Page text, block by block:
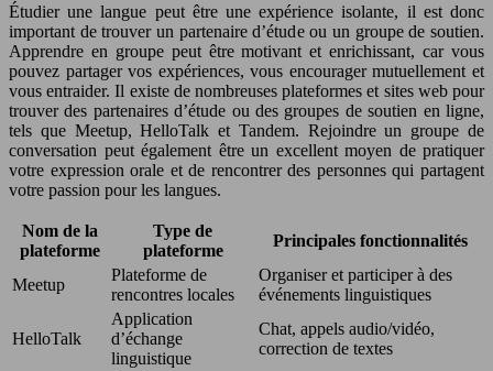
Étudier une langue peut être une expérience isolante, il est donc
important de trouver un partenaire d’étude ou un groupe de soutien.
Apprendre en groupe peut être motivant et enrichissant, car vous
pouvez partager vos expériences, vous encourager mutuellement et
vous entraider. Il existe de nombreuses plateformes et sites web pour
trouver des partenaires d’étude ou des groupes de soutien en ligne,
tels que Meetup, HelloTalk et Tandem. Rejoindre un groupe de
conversation peut également être un excellent moyen de pratiquer
votre expression orale et de rencontrer des personnes qui partagent
votre passion pour les langues.
Nom de la
plateforme
Type de
plateforme
Principales fonctionnalités
Meetup
Plateforme de
rencontres locales
Organiser et participer à des
événements linguistiques
HelloTalk
Application
d’échange
linguistique
Chat, appels audio/vidéo,
correction de textes